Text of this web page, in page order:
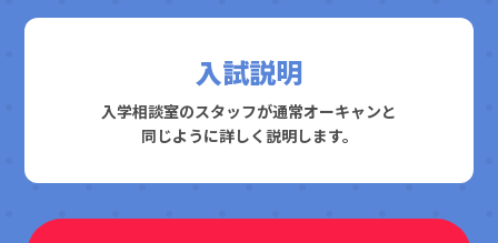
入試説明
入学相談室のスタッフが通常オーキャンと
同じように詳しく説明します。